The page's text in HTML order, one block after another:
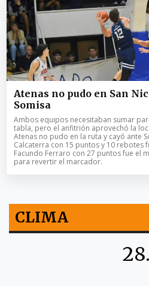
Atenas no pudo en San
Somisa
Ambos equipos necesitaban sumar
tabla, pero el anfitrión aprovechó la
Atenas no pudo en la ruta y cayó ante
Calcaterra con 15 puntos y 10 rebotes
Facundo Ferraro con 27 puntos fue el
para revertir el marcador.
CLIMA